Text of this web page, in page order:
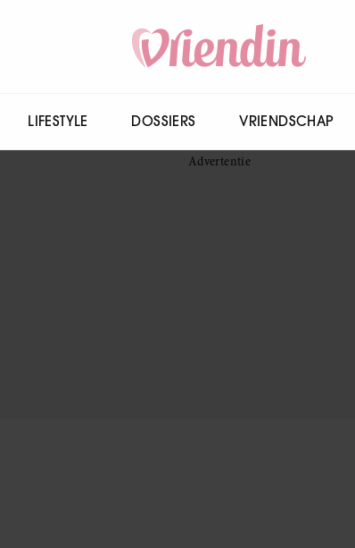
LIFESTYLE DOSSIERS VRIENDSCHAP